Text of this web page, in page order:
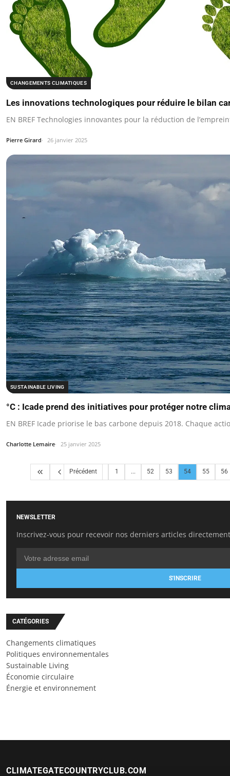
CHANGEMENTS CLIMATIQUES
Les innovations technologiques pour réduire le bilan
EN BREF Technologies innovantes pour la réduction de
Pierre Girard 26 janvier 2025
SUSTAINABLE LIVING
°C : Icade prend des initiatives pour protéger notre
EN BREF Icade priorise le bas carbone depuis 2018. Chaque
Charlotte Lemaire 25 janvier 2025
Précédent 1 ... 52 53 54 55 56
NEWSLETTER
Inscrivez-vous pour recevoir nos derniers articles
S'INSCRIRE
CATÉGORIES
Changements climatiques
Politiques environnementales
Sustainable Living
Économie circulaire
Énergie et environnement
CLIMATEGATECOUNTRYCLUB.COM